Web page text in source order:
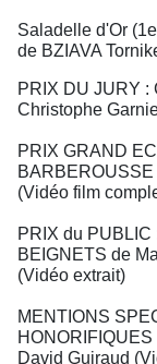
Saladelle d'Or
de BZIAVA
PRIX DU JURY :
Christophe
PRIX GRAND
(Vidéo film
PRIX du
BEIGNETS de
(Vidéo extrait)
MENTIONS
David Guiraud